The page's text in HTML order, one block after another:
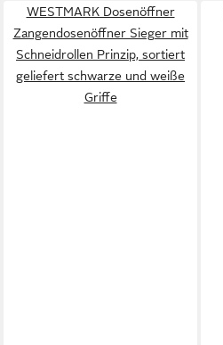
WESTMARK Dosenöffner
Zangendosenöffner Sieger mit
Schneidrollen Prinzip, sortiert
geliefert schwarze und weiße
Griffe